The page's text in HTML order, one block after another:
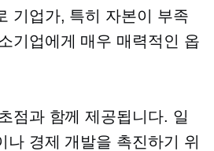
기업가, 특히 자본이 부족
기업에게 매우 매력적인 옵
점과 함께 제공됩니다. 일
나 경제 개발을 촉진하기 위